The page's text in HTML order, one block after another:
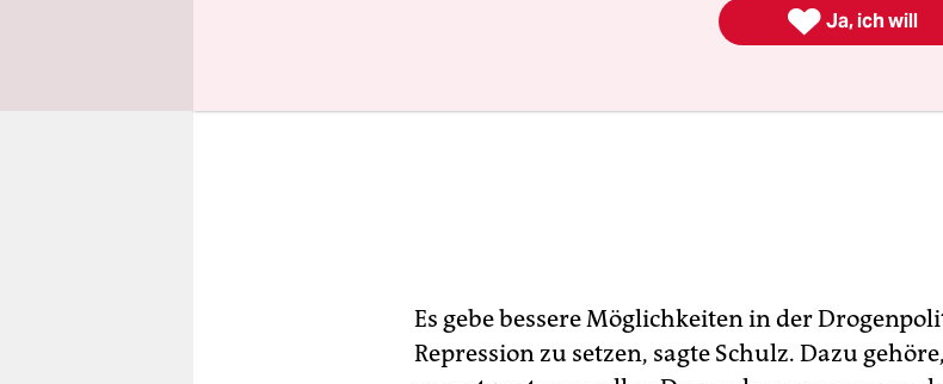
Es gebe bessere Möglichkeiten in der
Repression zu setzen, sagte Schulz. Dazu
 Ja, ich will